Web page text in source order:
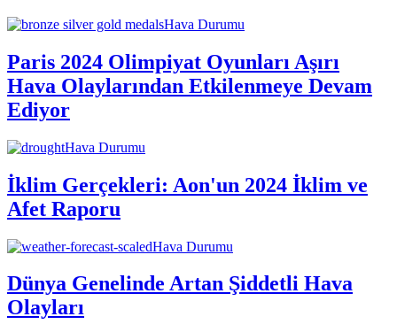
Hava Durumu
Paris 2024 Olimpiyat Oyunları Aşırı
Hava Olaylarından Etkilenmeye Devam
Ediyor
Hava Durumu
İklim Gerçekleri: Aon'un 2024 İklim ve
Afet Raporu
Hava Durumu
Dünya Genelinde Artan Şiddetli Hava
Olayları